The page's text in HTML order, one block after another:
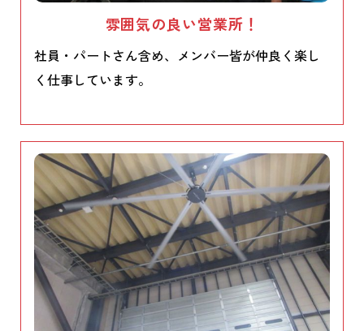
雰囲気の良い営業所！
社員・パートさん含め、メンバー皆が仲良く楽し
く仕事しています。